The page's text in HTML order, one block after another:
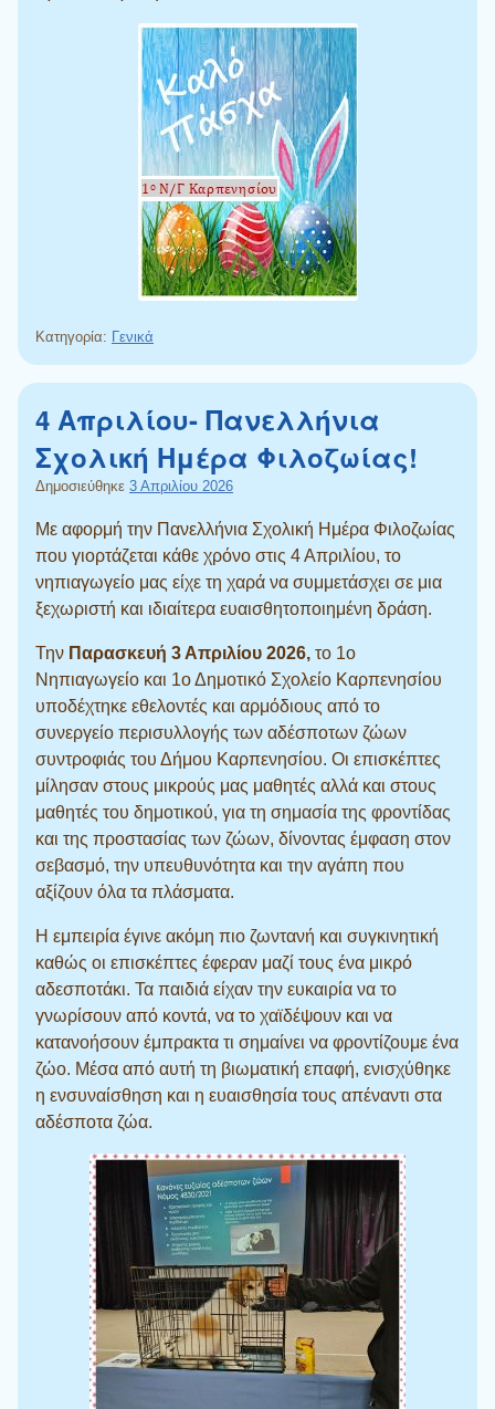
Κατηγορία: Γενικά
4 Απριλίου- Πανελλήνια
Σχολική Ημέρα Φιλοζωίας!
Δημοσιεύθηκε 3 Απριλίου 2026
Με αφορμή την Πανελλήνια Σχολική Ημέρα Φιλοζωίας
που γιορτάζεται κάθε χρόνο στις 4 Απριλίου, το
νηπιαγωγείο μας είχε τη χαρά να συμμετάσχει σε μια
ξεχωριστή και ιδιαίτερα ευαισθητοποιημένη δράση.
Την Παρασκευή 3 Απριλίου 2026, το 1ο
Νηπιαγωγείο και 1ο Δημοτικό Σχολείο Καρπενησίου
υποδέχτηκε εθελοντές και αρμόδιους από το
συνεργείο περισυλλογής των αδέσποτων ζώων
συντροφιάς του Δήμου Καρπενησίου. Οι επισκέπτες
μίλησαν στους μικρούς μας μαθητές αλλά και στους
μαθητές του δημοτικού, για τη σημασία της φροντίδας
και της προστασίας των ζώων, δίνοντας έμφαση στον
σεβασμό, την υπευθυνότητα και την αγάπη που
αξίζουν όλα τα πλάσματα.
Η εμπειρία έγινε ακόμη πιο ζωντανή και συγκινητική
καθώς οι επισκέπτες έφεραν μαζί τους ένα μικρό
αδεσποτάκι. Τα παιδιά είχαν την ευκαιρία να το
γνωρίσουν από κοντά, να το χαϊδέψουν και να
κατανοήσουν έμπρακτα τι σημαίνει να φροντίζουμε ένα
ζώο. Μέσα από αυτή τη βιωματική επαφή, ενισχύθηκε
η ενσυναίσθηση και η ευαισθησία τους απέναντι στα
αδέσποτα ζώα.